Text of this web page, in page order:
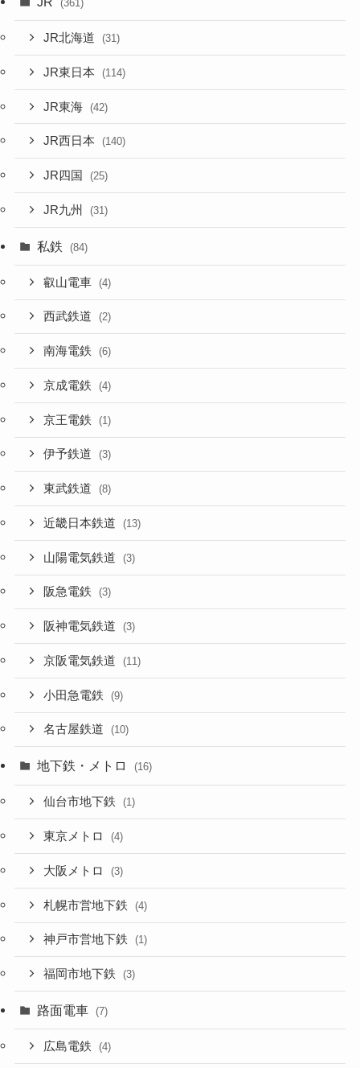
(361)
JR北海道 (31)
JR東日本 (114)
JR東海 (42)
JR西日本 (140)
JR四国 (25)
JR九州 (31)
私鉄 (84)
叡山電車 (4)
西武鉄道 (2)
南海電鉄 (6)
京成電鉄 (4)
京王電鉄 (1)
伊予鉄道 (3)
東武鉄道 (8)
近畿日本鉄道 (13)
山陽電気鉄道 (3)
阪急電鉄 (3)
阪神電気鉄道 (3)
京阪電気鉄道 (11)
小田急電鉄 (9)
名古屋鉄道 (10)
地下鉄・メトロ (16)
仙台市地下鉄 (1)
東京メトロ (4)
大阪メトロ (3)
札幌市営地下鉄 (4)
神戸市営地下鉄 (1)
福岡市地下鉄 (3)
路面電車 (7)
広島電鉄 (4)